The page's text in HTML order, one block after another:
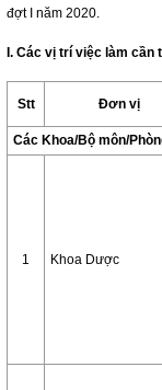
đợt I năm 2020.
I. Các vị trí việc làm cần
Stt Đơn vị
Các Khoa/Bộ môn/
1 Khoa Dược